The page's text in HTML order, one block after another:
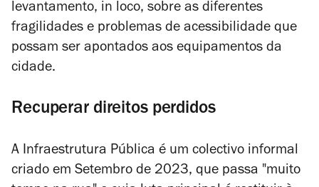
levantamento, in loco, sobre as diferentes
fragilidades e problemas de acessibilidade que
possam ser apontados aos equipamentos da
cidade.
Recuperar direitos perdidos
A Infraestrutura Pública é um colectivo informal
criado em Setembro de 2023, que passa "muito